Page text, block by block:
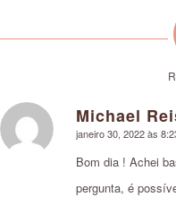
Michael
says:
janeiro 30, 2022 às
Bom dia ! Achei
pergunta, é